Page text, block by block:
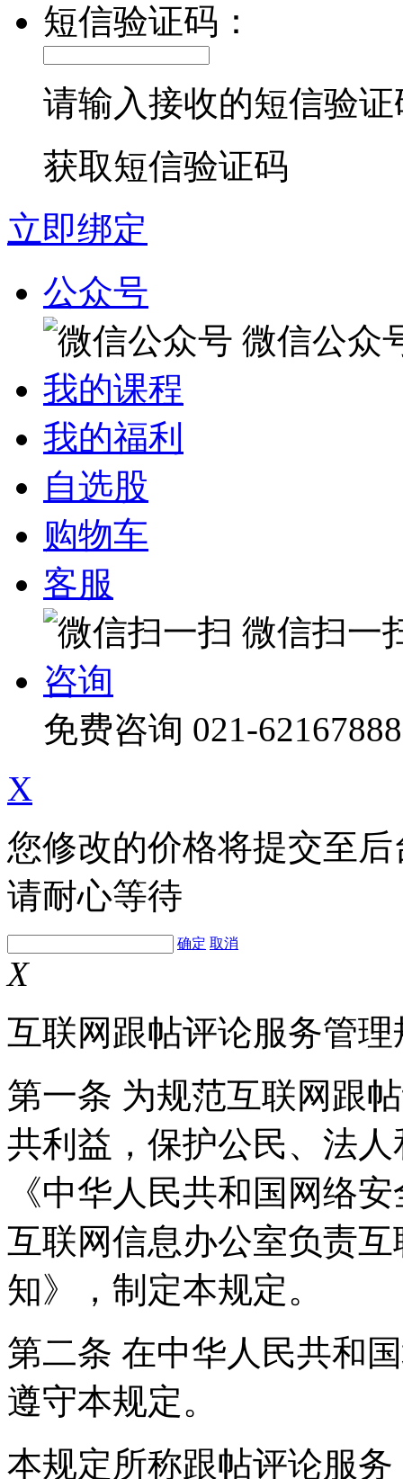
短信验证码：
请输入接收的短信验证
获取短信验证码
立即绑定
公众号
微信公众
我的课程
我的福利
自选股
购物车
客服
微信扫一
咨询
免费咨询 021-62167888
X
您修改的价格将提交至
请耐心等待
确定 取消
X
互联网跟帖评论服务管理
第一条 为规范互联网跟
共利益，保护公民、法
《中华人民共和国网络
互联网信息办公室负责
知》，制定本规定。
第二条 在中华人民共和
遵守本规定。
本规定所称跟帖评论服